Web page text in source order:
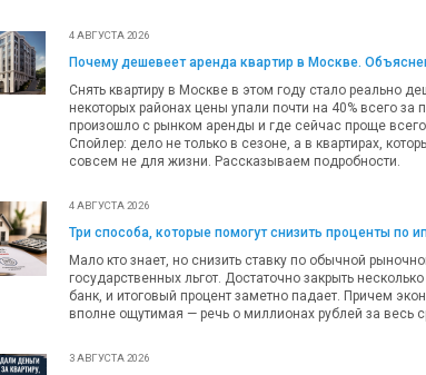
4 АВГУСТА 2026
Почему дешевеет аренда квартир в Москве.
Снять квартиру в Москве в этом году стало реально
некоторых районах цены упали почти на 40% всего за
произошло с рынком аренды и где сейчас проще
Спойлер: дело не только в сезоне, а в квартирах,
совсем не для жизни. Рассказываем подробности.
4 АВГУСТА 2026
Три способа, которые помогут снизить проценты по
Мало кто знает, но снизить ставку по обычной
государственных льгот. Достаточно закрыть
банк, и итоговый процент заметно падает. Причем
вполне ощутимая — речь о миллионах рублей за весь
3 АВГУСТА 2026